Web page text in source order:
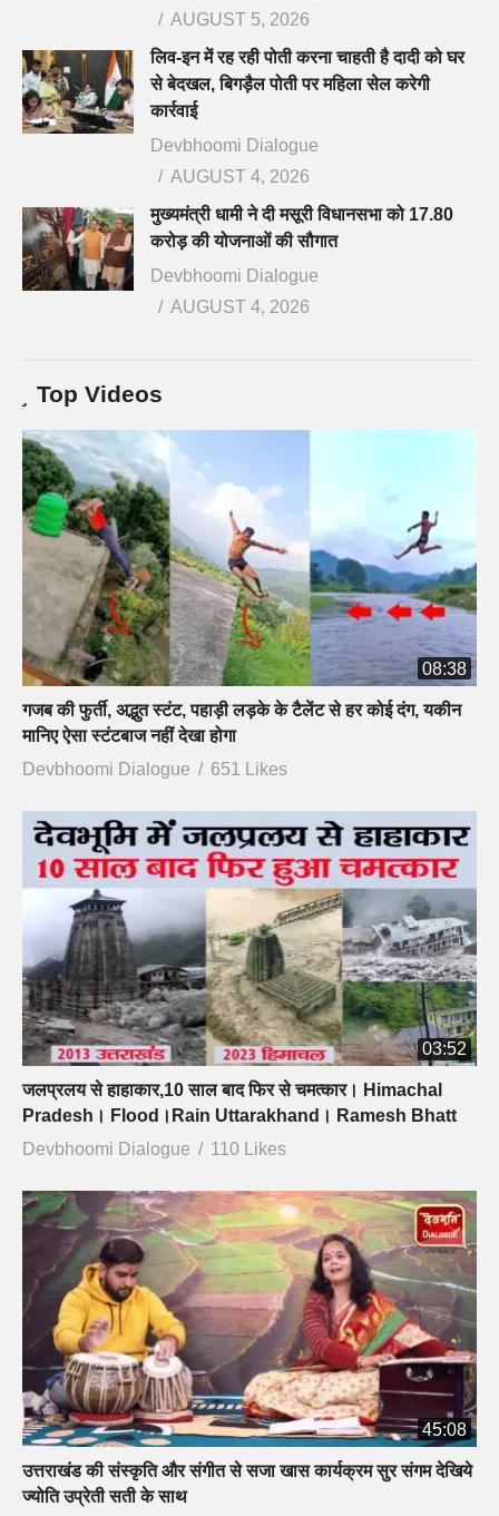
AUGUST 5, 2026
लिव-इन में रह रही पोती करना चाहती है दादी को घर
से बेदखल, बिगड़ैल पोती पर महिला सेल करेगी
कार्रवाई
Devbhoomi Dialogue
AUGUST 4, 2026
मुख्यमंत्री धामी ने दी मसूरी विधानसभा को 17.80
करोड़ की योजनाओं की सौगात
Devbhoomi Dialogue
AUGUST 4, 2026
Top Videos
08:38
गजब की फुर्ती, अद्भुत स्टंट, पहाड़ी लड़के के टैलेंट से हर कोई दंग, यकीन
मानिए ऐसा स्टंटबाज नहीं देखा होगा
Devbhoomi Dialogue
651 Likes
03:52
जलप्रलय से हाहाकार,10 साल बाद फिर से चमत्कार। Himachal
Pradesh। Flood।Rain Uttarakhand। Ramesh Bhatt
Devbhoomi Dialogue
110 Likes
45:08
उत्तराखंड की संस्कृति और संगीत से सजा खास कार्यक्रम सुर संगम देखिये
ज्योति उप्रेती सती के साथ